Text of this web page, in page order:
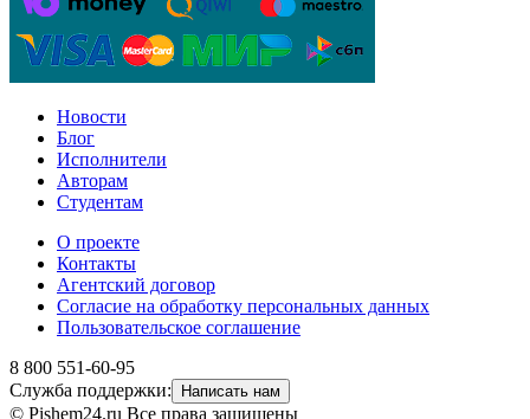
Новости
Блог
Исполнители
Авторам
Студентам
О проекте
Контакты
Агентский договор
Согласие на обработку персональных данных
Пользовательское соглашение
8 800 551-60-95
Служба поддержки:
Написать нам
© Pishem24.ru Все права защищены